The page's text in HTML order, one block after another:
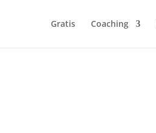
Gratis Coaching